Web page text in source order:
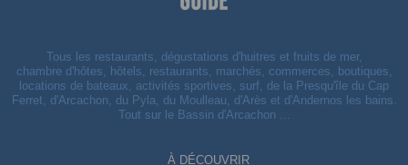
Tous les restaurants, dégustations d'huitres et fruits de mer,
chambre d'hôtes, hôtels, restaurants, marchés, commerces, boutiques,
locations de bateaux, activités sportives, surf, de la Presqu'île du Cap
Ferret, d'Arcachon, du Pyla, du Moulleau, d'Arès et d'Andernos les bains.
Tout sur le Bassin d'Arcachon ...
À DÉCOUVRIR